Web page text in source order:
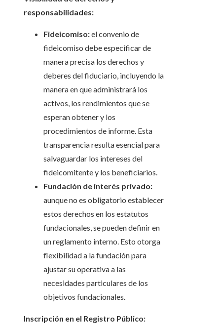
responsabilidades:
Fideicomiso:el convenio de
fideicomiso debe especificar de
manera precisa los derechos y
deberes del fiduciario, incluyendo la
manera en que administrará los
activos, los rendimientos que se
esperan obtener y los
procedimientos de informe. Esta
transparencia resulta esencial para
salvaguardar los intereses del
fideicomitente y los beneficiarios.
Fundación de interés privado:
aunque no es obligatorio establecer
estos derechos en los estatutos
fundacionales, se pueden definir en
un reglamento interno. Esto otorga
flexibilidad a la fundación para
ajustar su operativa a las
necesidades particulares de los
objetivos fundacionales.
Inscripción en el Registro Público: